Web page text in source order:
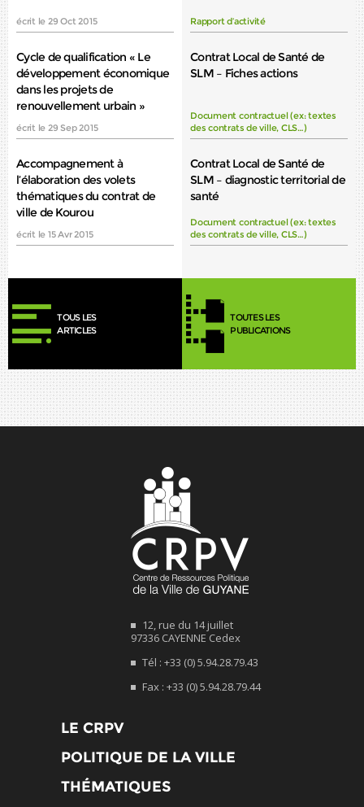
écrit le 29 Oct 2015
Cycle de qualification « Le
développement économique
dans les projets de
renouvellement urbain »
écrit le 29 Sep 2015
Accompagnement à
l’élaboration des volets
thématiques du contrat de
ville de Kourou
écrit le 15 Avr 2015
Rapport d’activité
Contrat Local de Santé de
SLM – Fiches actions
Document contractuel (ex: textes
des contrats de ville, CLS…)
Contrat Local de Santé de
SLM – diagnostic territorial de
santé
Document contractuel (ex: textes
des contrats de ville, CLS…)
TOUS LES
ARTICLES
TOUTES LES
PUBLICATIONS
12, rue du 14 juillet
97336 CAYENNE Cedex
Tél : +33 (0) 5.94.28.79.43
Fax : +33 (0) 5.94.28.79.44
LE CRPV
POLITIQUE DE LA VILLE
THÉMATIQUES